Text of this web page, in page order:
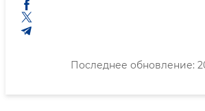
Последнее обновление: